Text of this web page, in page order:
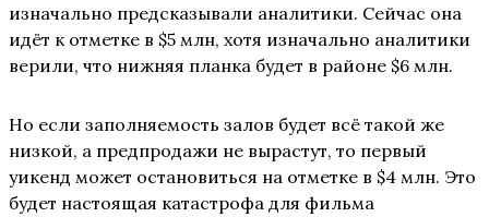
изначально предсказывали аналитики. Сейчас она
идёт к отметке в $5 млн, хотя изначально аналитики
верили, что нижняя планка будет в районе $6 млн.
Но если заполняемость залов будет всё такой же
низкой, а предпродажи не вырастут, то первый
уикенд может остановиться на отметке в $4 млн. Это
будет настоящая катастрофа для фильма